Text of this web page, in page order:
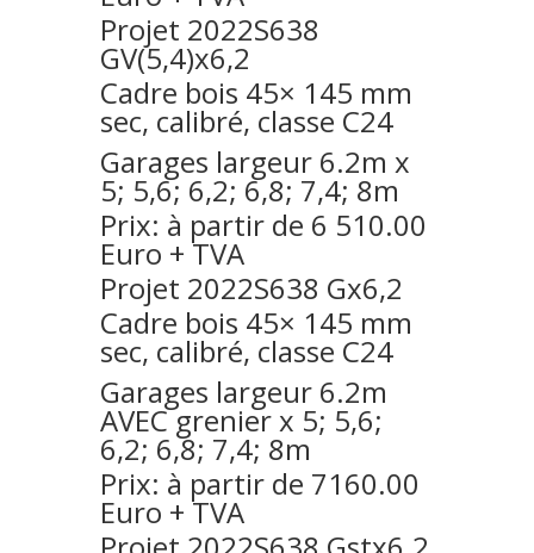
Projet 2022S638
GV(5,4)x6,2
Cadre bois 45× 145 mm
sec, calibré, classe C24
Garages largeur 6.2m x
5; 5,6; 6,2; 6,8; 7,4; 8m
Prix: à partir de 6 510.00
Euro + TVA
Projet 2022S638 Gx6,2
Cadre bois 45× 145 mm
sec, calibré, classe C24
Garages largeur 6.2m
AVEC grenier x 5; 5,6;
6,2; 6,8; 7,4; 8m
Prix: à partir de 7160.00
Euro + TVA